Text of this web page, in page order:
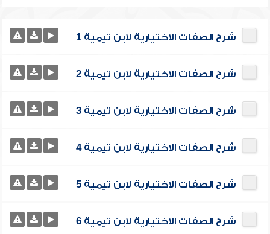
شرح الصفات الاختيارية لابن تيمية 1
شرح الصفات الاختيارية لابن تيمية 2
شرح الصفات الاختيارية لابن تيمية 3
شرح الصفات الاختيارية لابن تيمية 4
شرح الصفات الاختيارية لابن تيمية 5
شرح الصفات الاختيارية لابن تيمية 6